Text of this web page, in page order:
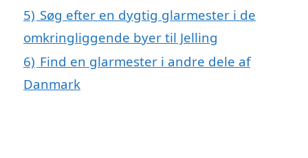
5) Søg efter en dygtig glarmester i de
omkringliggende byer til Jelling
6) Find en glarmester i andre dele af
Danmark